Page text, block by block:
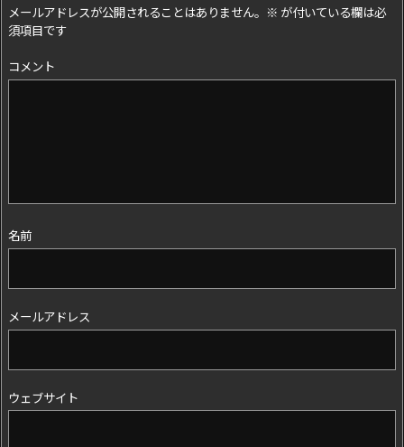
メールアドレスが公開されることはありません。 ※ が付いている欄は必
須項目です
コメント
名前
メールアドレス
ウェブサイト